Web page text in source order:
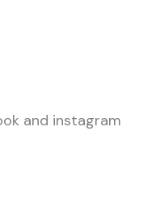
and instagram